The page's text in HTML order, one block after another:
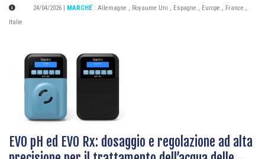
24/04/2026 MARCHÉ : Allemagne , Royaume Uni , Espagne , Europe , France ,
Italie
EVO pH ed EVO Rx: dosaggio e regolazione ad alta